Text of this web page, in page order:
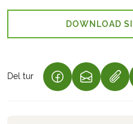
DOWNLOAD
Del tur (LINK ÅBNER I NY
(LINK